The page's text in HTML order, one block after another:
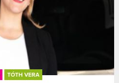
TÓTH VERA